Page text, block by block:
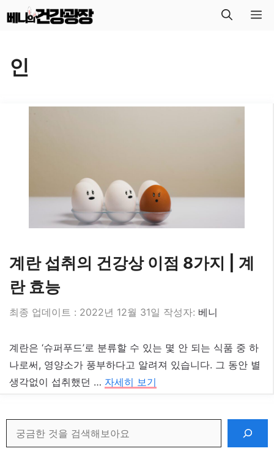
메
인
계란 섭취의 건강상 이점 8가지 | 계
란 효능
2022년 12월 31일 작성자: 베니
계란은 ‘슈퍼푸드’로 분류할 수 있는 몇 안 되는 식품 중 하
나로써, 영양소가 풍부하다고 알려져 있습니다. 그 동안 별
생각없이 섭취했던 … 자세히 보기
색